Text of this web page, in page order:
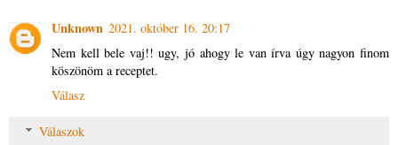
Unknown 2021. október 16. 20:17
Nem kell bele vaj!! ugy, jó ahogy le van írva úgy nagyon finom
köszönöm a receptet.
Válasz
Válaszok